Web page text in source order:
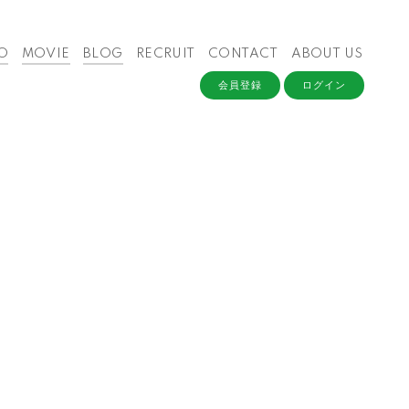
MOVIE BLOG RECRUIT CONTACT ABOUT US
会員登録 ログイン